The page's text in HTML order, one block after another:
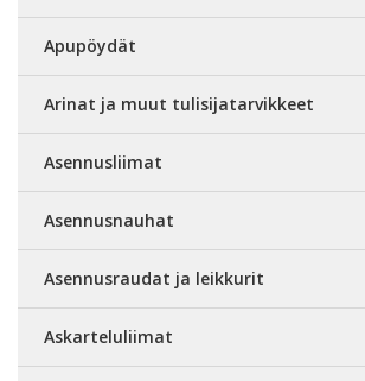
Apupöydät
Arinat ja muut tulisijatarvikkeet
Asennusliimat
Asennusnauhat
Asennusraudat ja leikkurit
Askarteluliimat